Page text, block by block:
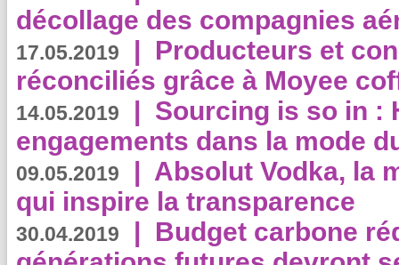
décollage des compagnies
17.05.2019 | Producteurs et
réconciliés grâce à Moyee
14.05.2019 | Sourcing is so in :
engagements dans la mode
09.05.2019 | Absolut Vodka, la
qui inspire la transparence
30.04.2019 | Budget carbone